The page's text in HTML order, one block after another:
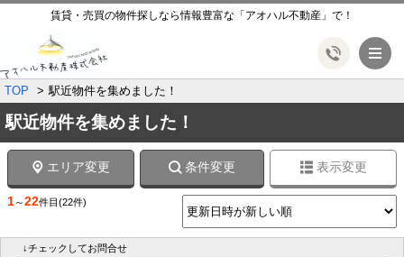
賃貸・売買の物件探しなら情報豊富な「アオハル不動産」で！
TOP 駅近物件を集めました！
駅近物件を集めました！
エリア変更 条件変更 表示変更
1～22件目 (22件)
↓チェックしてお問合せ